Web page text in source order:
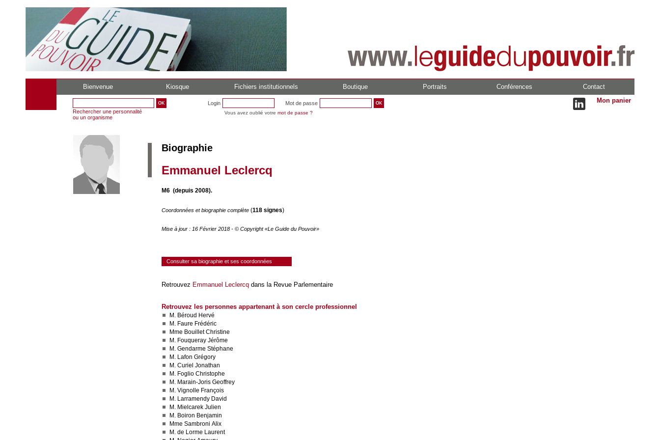
Bienvenue Kiosque Fichiers institutionnels Boutique Portraits Conférences Contact
Rechercher une personnalité
ou un organisme
Login Mot de passe
Vous avez oublié votre mot de passe ?
Mon panier
Biographie
Emmanuel Leclercq
M6 (depuis 2008).
Coordonnées et biographie complète (118 signes)
Mise à jour : 16 Février 2018 - © Copyright «Le Guide du Pouvoir»
Consulter sa biographie et ses coordonnées
Retrouvez Emmanuel Leclercq dans la Revue Parlementaire
Retrouvez les personnes appartenant à son cercle professionnel
M. Béroud Hervé
M. Faure Frédéric
Mme Bouillet Christine
M. Fouqueray Jérôme
M. Gendarme Stéphane
M. Lafon Grégory
M. Curiel Jonathan
M. Foglio Christophe
M. Marain-Joris Geoffrey
M. Vignolle François
M. Larramendy David
M. Mielcarek Julien
M. Boiron Benjamin
Mme Sambroni Alix
M. de Lorme Laurent